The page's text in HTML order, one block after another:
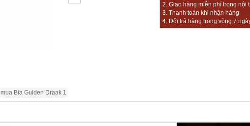
mua Bia Gulden Draak 1
2. Giao hàng miễn phí trong nội
3. Thanh toán khi nhận hàng
4. Đổi trả hàng trong vòng 7